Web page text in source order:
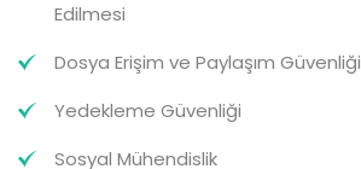
Edilmesi
Dosya Erişim ve Paylaşım Güvenliği
Yedekleme Güvenliği
Sosyal Mühendislik